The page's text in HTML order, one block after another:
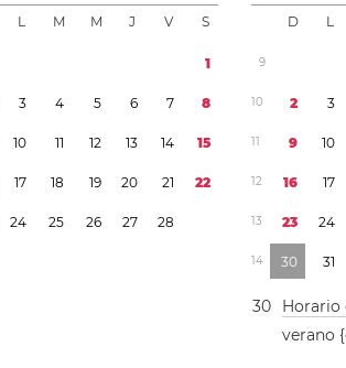
L M M J V S
1
3 4 5 6 7 8
10 11 12 13 14 15
17 18 19 20 21 22
24 25 26 27 28
D L
9
10 2 3
11 9 10
12 16 17
13 23 24
14 30 31
30 Horario
verano